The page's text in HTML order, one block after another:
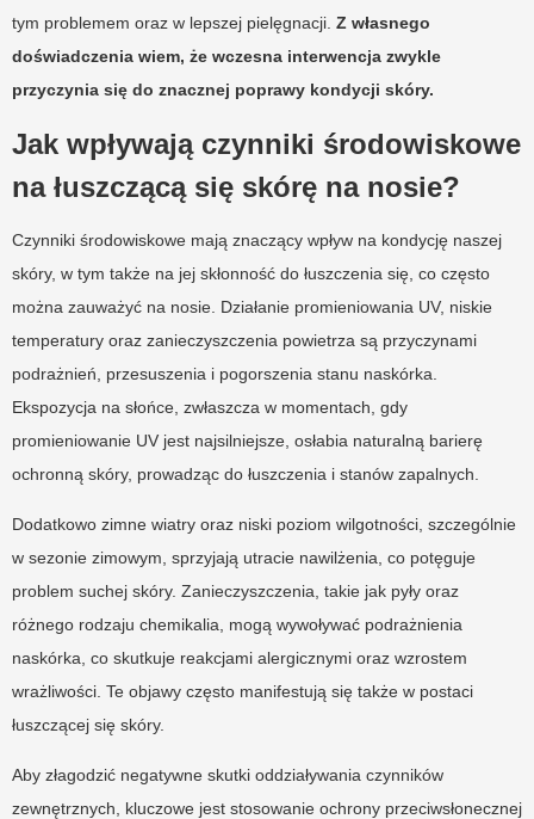
tym problemem oraz w lepszej pielęgnacji. Z własnego
doświadczenia wiem, że wczesna interwencja zwykle
przyczynia się do znacznej poprawy kondycji skóry.
Jak wpływają czynniki środowiskowe
na łuszczącą się skórę na nosie?
Czynniki środowiskowe mają znaczący wpływ na kondycję naszej
skóry, w tym także na jej skłonność do łuszczenia się, co często
można zauważyć na nosie. Działanie promieniowania UV, niskie
temperatury oraz zanieczyszczenia powietrza są przyczynami
podrażnień, przesuszenia i pogorszenia stanu naskórka.
Ekspozycja na słońce, zwłaszcza w momentach, gdy
promieniowanie UV jest najsilniejsze, osłabia naturalną barierę
ochronną skóry, prowadząc do łuszczenia i stanów zapalnych.
Dodatkowo zimne wiatry oraz niski poziom wilgotności, szczególnie
w sezonie zimowym, sprzyjają utracie nawilżenia, co potęguje
problem suchej skóry. Zanieczyszczenia, takie jak pyły oraz
różnego rodzaju chemikalia, mogą wywoływać podrażnienia
naskórka, co skutkuje reakcjami alergicznymi oraz wzrostem
wrażliwości. Te objawy często manifestują się także w postaci
łuszczącej się skóry.
Aby złagodzić negatywne skutki oddziaływania czynników
zewnętrznych, kluczowe jest stosowanie ochrony przeciwsłonecznej